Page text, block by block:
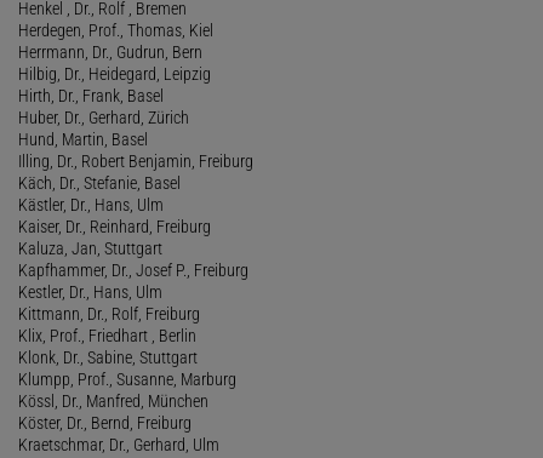
Henkel , Dr., Rolf , Bremen
Herdegen, Prof., Thomas, Kiel
Herrmann, Dr., Gudrun, Bern
Hilbig, Dr., Heidegard, Leipzig
Hirth, Dr., Frank, Basel
Huber, Dr., Gerhard, Zürich
Hund, Martin, Basel
Illing, Dr., Robert Benjamin, Freiburg
Käch, Dr., Stefanie, Basel
Kästler, Dr., Hans, Ulm
Kaiser, Dr., Reinhard, Freiburg
Kaluza, Jan, Stuttgart
Kapfhammer, Dr., Josef P., Freiburg
Kestler, Dr., Hans, Ulm
Kittmann, Dr., Rolf, Freiburg
Klix, Prof., Friedhart , Berlin
Klonk, Dr., Sabine, Stuttgart
Klumpp, Prof., Susanne, Marburg
Kössl, Dr., Manfred, München
Köster, Dr., Bernd, Freiburg
Kraetschmar, Dr., Gerhard, Ulm